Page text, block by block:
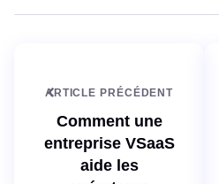
ARTICLE PRÉCÉDENT
Comment une
entreprise VSaaS
aide les